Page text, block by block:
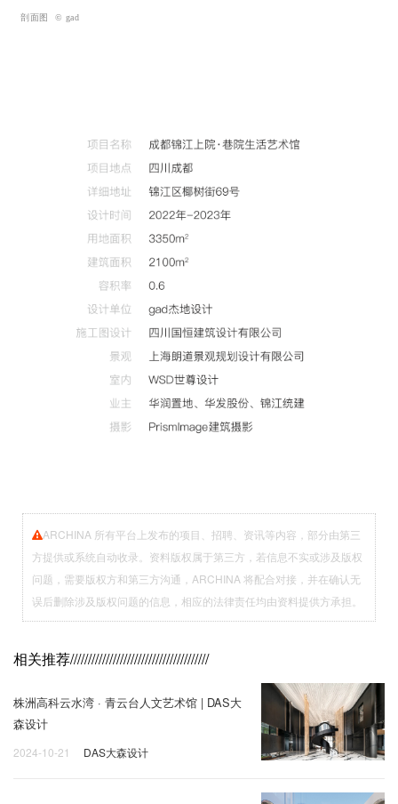
剖面图 © gad
ARCHINA 所有平台上发布的项目、招聘、资讯等内容，部分由第三
方提供或系统自动收录。资料版权属于第三方，若信息不实或涉及版权
问题，需要版权方和第三方沟通，ARCHINA 将配合对接，并在确认无
误后删除涉及版权问题的信息，相应的法律责任均由资料提供方承担。
相关推荐///////////////////////////////////////
株洲高科云水湾 · 青云台人文艺术馆 | DAS大
森设计
2024-10-21 DAS大森设计